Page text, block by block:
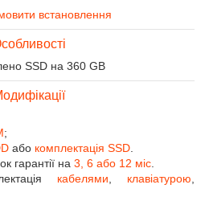
встановлення
SSD на 360 GB
;
або комплектація SSD
гарантії на 3, 6 або 12 міс
кабелями клавіатурою